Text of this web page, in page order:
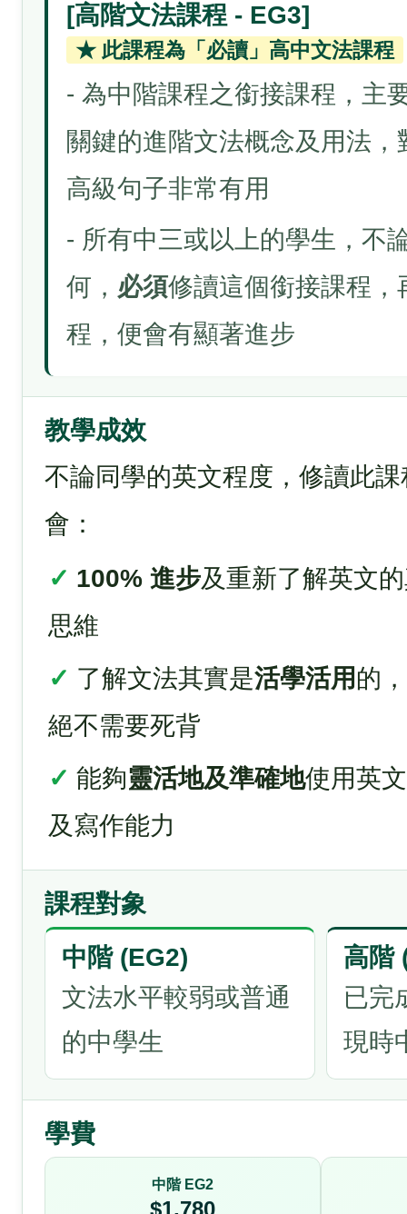
[高階文法課程 - EG3]
★ 此課程為「必讀」高中文法課程
- 為中階課程之銜接課程，主
關鍵的進階文法概念及用法
高級句子非常有用
- 所有中三或以上的學生，不
何， 必須修讀這個銜接課程，
程，便會有顯著進步
教學成效
不論同學的英文程度，修讀此
會：
✓ 100% 進步及重新了解英文
思維
✓ 了解文法其實是活學活用 的
絕不需要死背
✓ 能夠靈活地及準確地使用英
及寫作能力
課程對象
中階 (EG2)
文法水平較弱或普通
的中學生
高階
已完
現時
學費
中階 EG2
$1,780